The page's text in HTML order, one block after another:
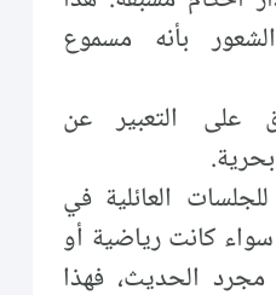
بأنه مسموع
على التعبير عن
العائلية في
كانت رياضية أو
الحديث، فهذا